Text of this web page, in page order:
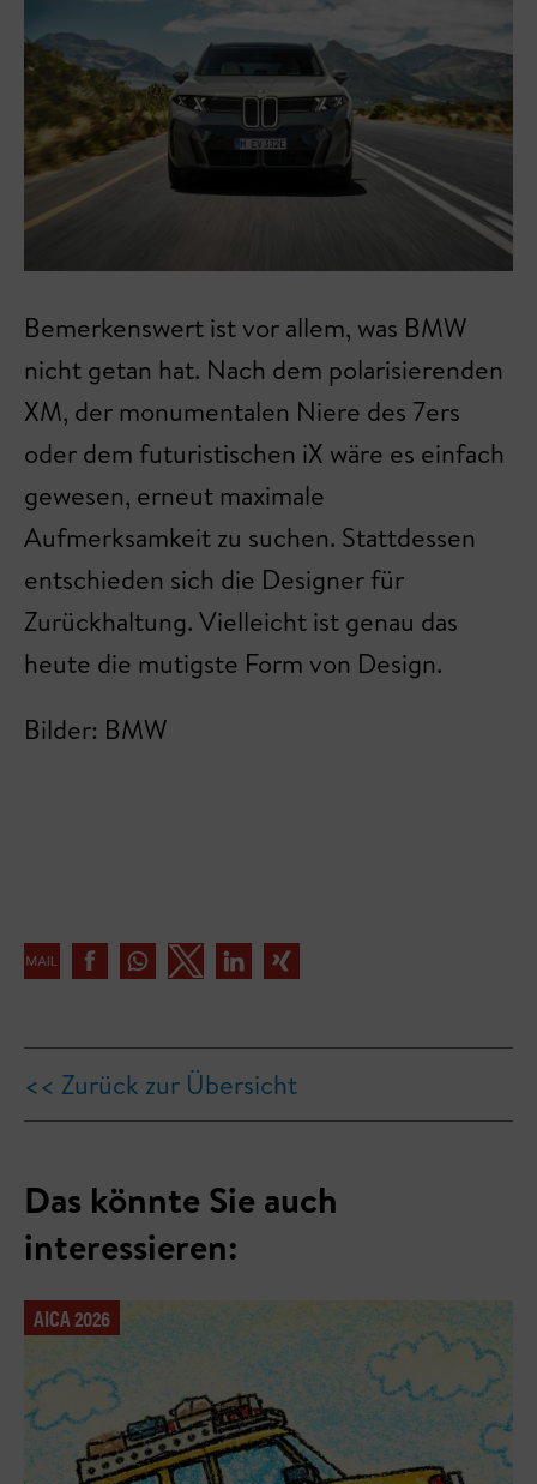
Bemerkenswert ist vor allem, was BMW
nicht getan hat. Nach dem polarisierenden
XM, der monumentalen Niere des 7ers
oder dem futuristischen iX wäre es einfach
gewesen, erneut maximale
Aufmerksamkeit zu suchen. Stattdessen
entschieden sich die Designer für
Zurückhaltung. Vielleicht ist genau das
heute die mutigste Form von Design.
Bilder: BMW
<< Zurück zur Übersicht
Das könnte Sie auch
interessieren:
AICA 2026